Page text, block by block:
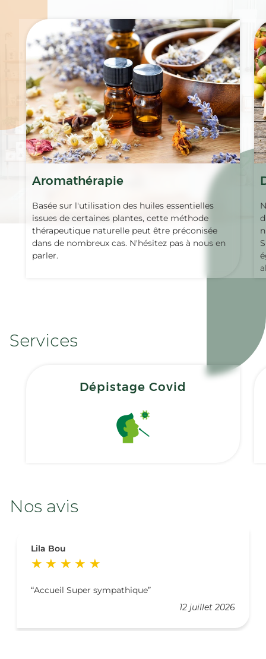
Aromathérapie
Basée sur l'utilisation des huiles essentielles
issues de certaines plantes, cette méthode
thérapeutique naturelle peut être préconisée
dans de nombreux cas. N'hésitez pas à nous en
parler.
Services
Dépistage Covid
Nos avis
Lila Bou
12 juillet 2026
Accueil Super sympathique